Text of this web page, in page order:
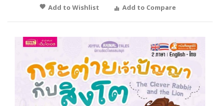
Add to Wishlist
Add to Compare